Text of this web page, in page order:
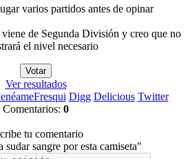
varios partidos antes de opinar
de Segunda División y creo que no
el nivel necesario
Ver resultados
Fresqui Digg Delicious Twitter
Comentarios: 0
tu comentario
sangre por esta camiseta"